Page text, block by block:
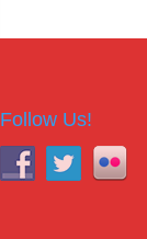
Follow Us!